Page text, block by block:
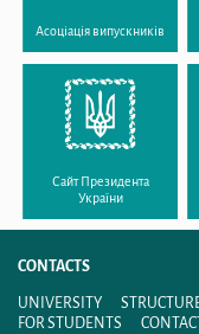
Асоціація випускників
Сайт Президента
України
CONTACTS
UNIVERSITY
FOR STUDENTS